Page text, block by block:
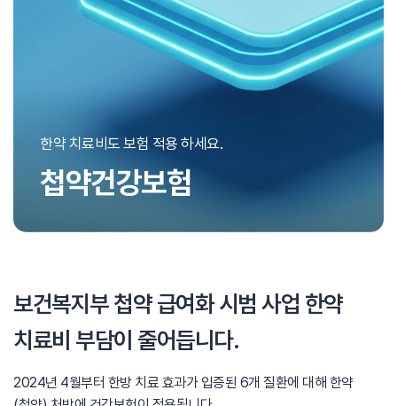
한약 치료비도 보험 적용 하세요.
첩약건강보험
보건복지부 첩약 급여화 시범 사업 한약
치료비 부담이 줄어듭니다.
2024년 4월부터 한방 치료 효과가 입증된 6개 질환에 대해 한약